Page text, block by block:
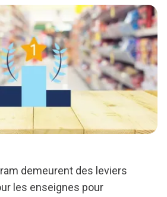
demeurent des leviers
les enseignes pour